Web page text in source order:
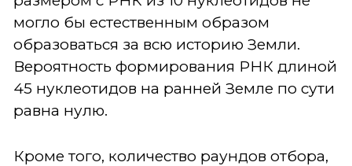
могло бы естественным образом
образоваться за всю историю Земли.
Вероятность формирования РНК длиной
45 нуклеотидов на ранней Земле по сути
равна нулю.
Кроме того, количество раундов отбора,